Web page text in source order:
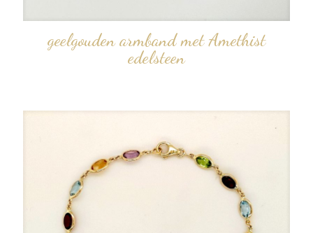
geelgouden armband met Amethist
edelsteen